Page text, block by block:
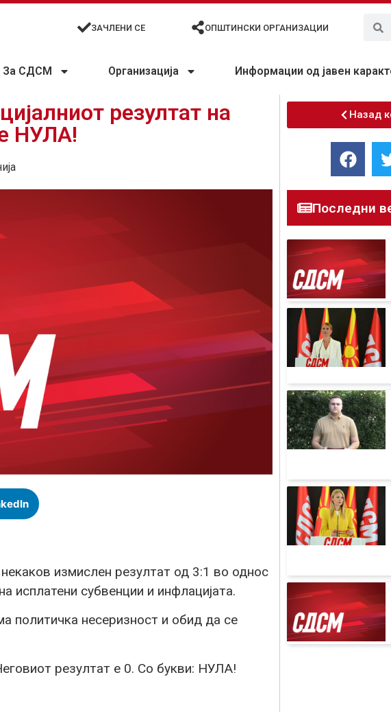
ЗАЧЛЕНИ СЕ ОПШТИНСКИ ОРГАНИЗАЦИИ
За СДСМ Организација Информации од јавен
резултат на
НУЛА!
измислен резултат од 3:1 во однос
исплатени субвенции и инфлацијата.
политичка несеризност и обид да се
резултат е 0. Со букви: НУЛА!
Назад
Последни